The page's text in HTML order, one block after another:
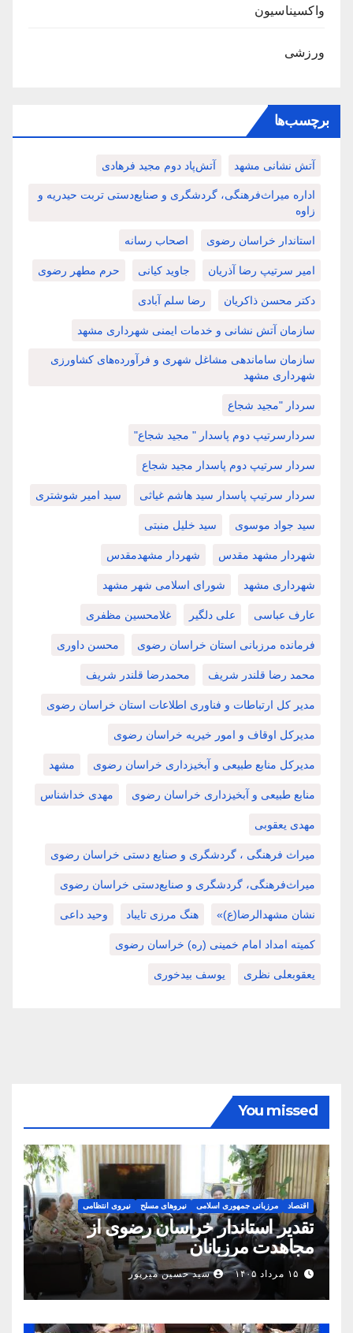
واکسیناسیون
ورزشی
برچسب‌ها
آتش نشانی مشهد آتش‌پاد دوم مجید فرهادی
اداره میراث‌فرهنگی، گردشگری و صنایع‌دستی تربت حیدریه و
زاوه
استاندار خراسان رضوی اصحاب رسانه
امیر سرتیپ رضا آذریان جاوید کیانی حرم مطهر رضوی
دکتر محسن ذاکریان رضا سلم آبادی
سازمان آتش نشانی و خدمات ایمنی شهرداری مشهد
سازمان ساماندهی مشاغل شهری و فرآورده‌های کشاورزی
شهرداری مشهد
سردار "مجید شجاع
سردارسرتیپ دوم پاسدار " مجید شجاع"
سردار سرتیپ دوم پاسدار مجید شجاع
سردار سرتیپ پاسدار سید هاشم غیاثی سید امیر شوشتری
سید جواد موسوی سید خلیل منبتی
شهردار مشهد مقدس شهردار مشهدمقدس
شهرداری مشهد شورای اسلامی شهر مشهد
عارف عباسی علی دلگیر غلامحسین مظفری
فرمانده مرزبانی استان خراسان رضوی محسن داوری
محمد رضا قلندر شریف محمدرضا قلندر شریف
مدیر کل ارتباطات و فناوری اطلاعات استان خراسان رضوی
مدیرکل اوقاف و امور خیریه خراسان رضوی
مدیرکل منابع طبیعی و آبخیزداری خراسان رضوی مشهد
منابع طبیعی و آبخیزداری خراسان رضوی مهدی خداشناس
مهدی یعقوبی
میراث فرهنگی ، گردشگری و صنایع دستی خراسان رضوی
میراث‌فرهنگی، گردشگری و صنایع‌دستی خراسان رضوی
نشان مشهدالرضا(ع)» هنگ مرزی تایباد وحید داعی
کمیته امداد امام خمینی (ره) خراسان رضوی
یعقوبعلی نظری یوسف بیدخوری
You missed
اقتصاد مرزبانی جمهوری اسلامی نیروهای مسلح نیروی انتظامی
تقدیر استاندار خراسان رضوی از
مجاهدت مرزبانان
۱۵ مرداد ۱۴۰۵ سید حسین میرپور